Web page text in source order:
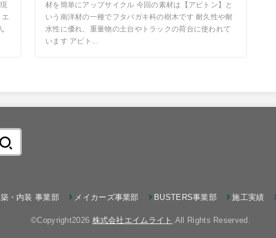
材を簡単にアップサイクル 今回の素材は【アピトン】と
いう南洋材の一種でフタバガキ科の樹木です 耐久性や耐
水性に優れ、重量物の土台やトラックの荷台に使われて
います アピト...
・内装 事業部 メイカーズ事業部 BUSTERS事業部 施工実績
©Copyright2026 株式会社エイムライト .All Rights Reserved.